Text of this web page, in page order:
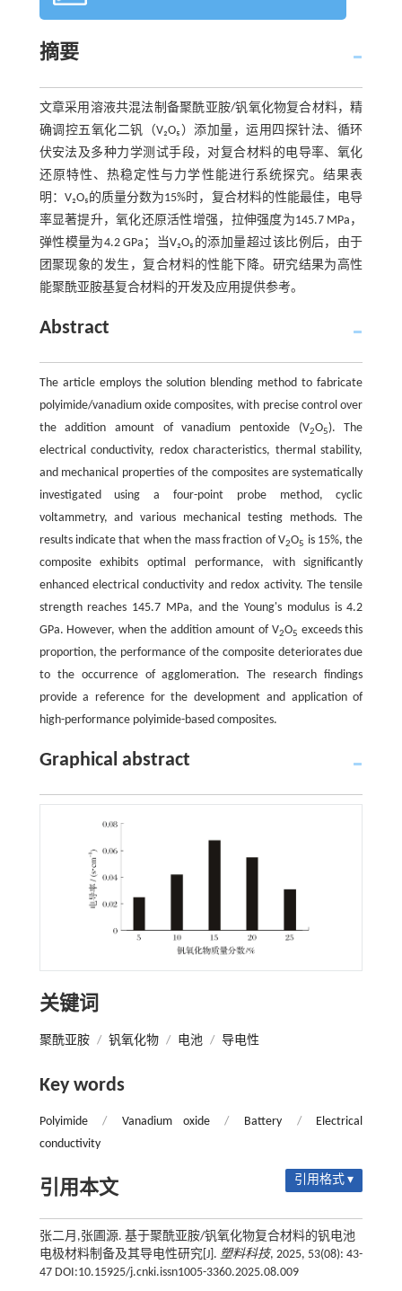
摘要
文章采用溶液共混法制备聚酰亚胺/钒氧化物复合材料，精
确调控五氧化二钒（V₂O₅）添加量，运用四探针法、循环
伏安法及多种力学测试手段，对复合材料的电导率、氧化
还原特性、热稳定性与力学性能进行系统探究。结果表
明：V₂O₅的质量分数为15%时，复合材料的性能最佳，电导
率显著提升，氧化还原活性增强，拉伸强度为145.7 MPa，
弹性模量为4.2 GPa；当V₂O₅的添加量超过该比例后，由于
团聚现象的发生，复合材料的性能下降。研究结果为高性
能聚酰亚胺基复合材料的开发及应用提供参考。
Abstract
The article employs the solution blending method to fabricate
polyimide/vanadium oxide composites, with precise control over
the addition amount of vanadium pentoxide (V2O5). The
electrical conductivity, redox characteristics, thermal stability,
and mechanical properties of the composites are systematically
investigated using a four-point probe method, cyclic
voltammetry, and various mechanical testing methods. The
results indicate that when the mass fraction of V2O5 is 15%, the
composite exhibits optimal performance, with significantly
enhanced electrical conductivity and redox activity. The tensile
strength reaches 145.7 MPa, and the Young's modulus is 4.2
GPa. However, when the addition amount of V2O5 exceeds this
proportion, the performance of the composite deteriorates due
to the occurrence of agglomeration. The research findings
provide a reference for the development and application of
high-performance polyimide-based composites.
Graphical abstract
关键词
聚酰亚胺 / 钒氧化物 / 电池 / 导电性
Key words
Polyimide / Vanadium oxide / Battery /
Electrical
conductivity
引用本文 引用格式 ▾
张二月,张圃源. 基于聚酰亚胺/钒氧化物复合材料的钒电池
电极材料制备及其导电性研究[J]. 塑料科技, 2025, 53(08): 43-
47 DOI:10.15925/j.cnki.issn1005-3360.2025.08.009